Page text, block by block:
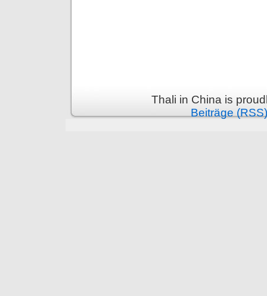
Thali in China is
Beiträge (RSS)